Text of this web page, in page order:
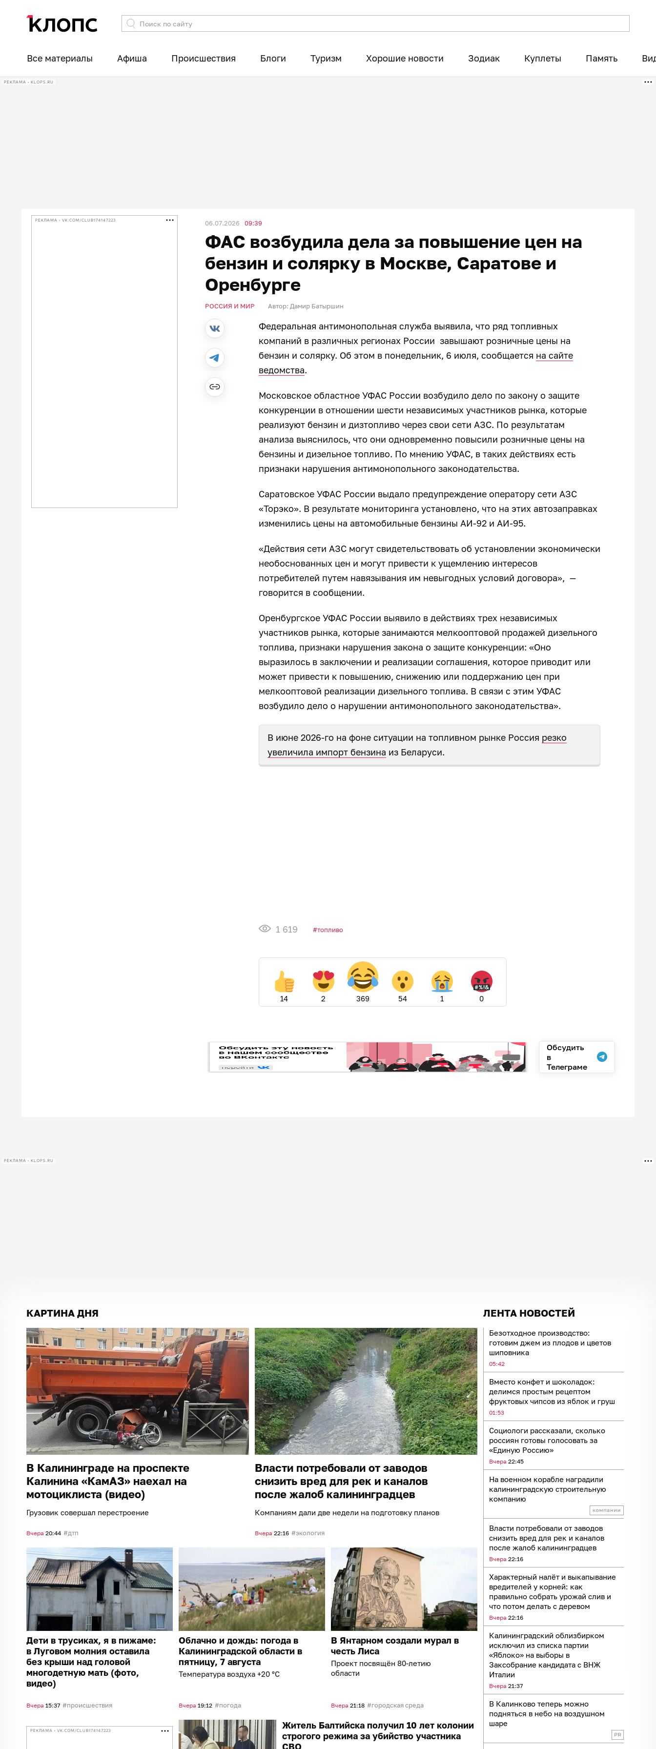
Все материалы Афиша Происшествия Блоги Туризм Хорошие новости Зодиак Куплеты Память
РЕКЛАМА • KLOPS.RU
РЕКЛАМА • VK.COM/CLUB174147223 06.07.2026 09:39
ФАС возбудила дела за повышение цен на
бензин и солярку в Москве, Саратове и
Оренбурге
РОССИЯ И МИР Автор: Дамир Батыршин
Федеральная антимонопольная служба выявила, что ряд топливных
компаний в различных регионах России завышают розничные цены на
бензин и солярку. Об этом в понедельник, 6 июля, сообщается на сайте
ведомства.
Московское областное УФАС России возбудило дело по закону о защите
конкуренции в отношении шести независимых участников рынка, которые
реализуют бензин и дизтопливо через свои сети АЗС. По результатам
анализа выяснилось, что они одновременно повысили розничные цены на
бензины и дизельное топливо. По мнению УФАС, в таких действиях есть
признаки нарушения антимонопольного законодательства.
Саратовское УФАС России выдало предупреждение оператору сети АЗС
«Торэко». В результате мониторинга установлено, что на этих автозаправках
изменились цены на автомобильные бензины АИ-92 и АИ-95.
«Действия сети АЗС могут свидетельствовать об установлении экономически
необоснованных цен и могут привести к ущемлению интересов
потребителей путем навязывания им невыгодных условий договора», —
говорится в сообщении.
Оренбургское УФАС России выявило в действиях трех независимых
участников рынка, которые занимаются мелкооптовой продажей дизельного
топлива, признаки нарушения закона о защите конкуренции: «Оно
выразилось в заключении и реализации соглашения, которое приводит или
может привести к повышению, снижению или поддержанию цен при
мелкооптовой реализации дизельного топлива. В связи с этим УФАС
возбудило дело о нарушении антимонопольного законодательства».
В июне 2026-го на фоне ситуации на топливном рынке Россия резко
увеличила импорт бензина из Беларуси.
1 619 топливо
14 2 369 54 1 0
Обсудить
в
Телеграме
РЕКЛАМА • KLOPS.RU
ЛЕНТА НОВОСТЕЙ
Безотходное производство:
готовим джем из плодов и цветов
шиповника
05:42
Вместо конфет и шоколадок:
делимся простым рецептом
фруктовых чипсов из яблок и груш
01:53
Социологи рассказали, сколько
россиян готовы голосовать за
«Единую Россию»
Вчера 22:45
На военном корабле наградили
калининградскую строительную
компанию
Власти потребовали от заводов
снизить вред для рек и каналов
после жалоб калининградцев
Вчера 22:16
Характерный налёт и выкапывание
вредителей у корней: как
правильно собрать урожай слив и
что потом делать с деревом
Вчера 22:16
Калининградский облизбирком
исключил из списка партии
«Яблоко» на выборы в
Заксобрание кандидата с ВНЖ
Италии
Вчера 21:37
В Калинково теперь можно
подняться в небо на воздушном
шаре
КАРТИНА ДНЯ
В Калининграде на проспекте
Калинина «КамАЗ» наехал на
мотоциклиста (видео)
Грузовик совершал перестроение
Вчера 20:44 дтп
Власти потребовали от заводов
снизить вред для рек и каналов
после жалоб калининградцев
Компаниям дали две недели на подготовку планов
Вчера 22:16 экология
Дети в трусиках, я в пижаме:
в Луговом молния оставила
без крыши над головой
многодетную мать (фото,
видео)
Вчера 15:37 происшествия
Облачно и дождь: погода в
Калининградской области в
пятницу, 7 августа
Температура воздуха +20 °C
Вчера 19:12 погода
В Янтарном создали мурал в
честь Лиса
Проект посвящён 80-летию
области
Вчера 21:18 городская среда
РЕКЛАМА • VK.COM/CLUB174147223
Житель Балтийска получил 10 лет колонии
строгого режима за убийство участника
СВО